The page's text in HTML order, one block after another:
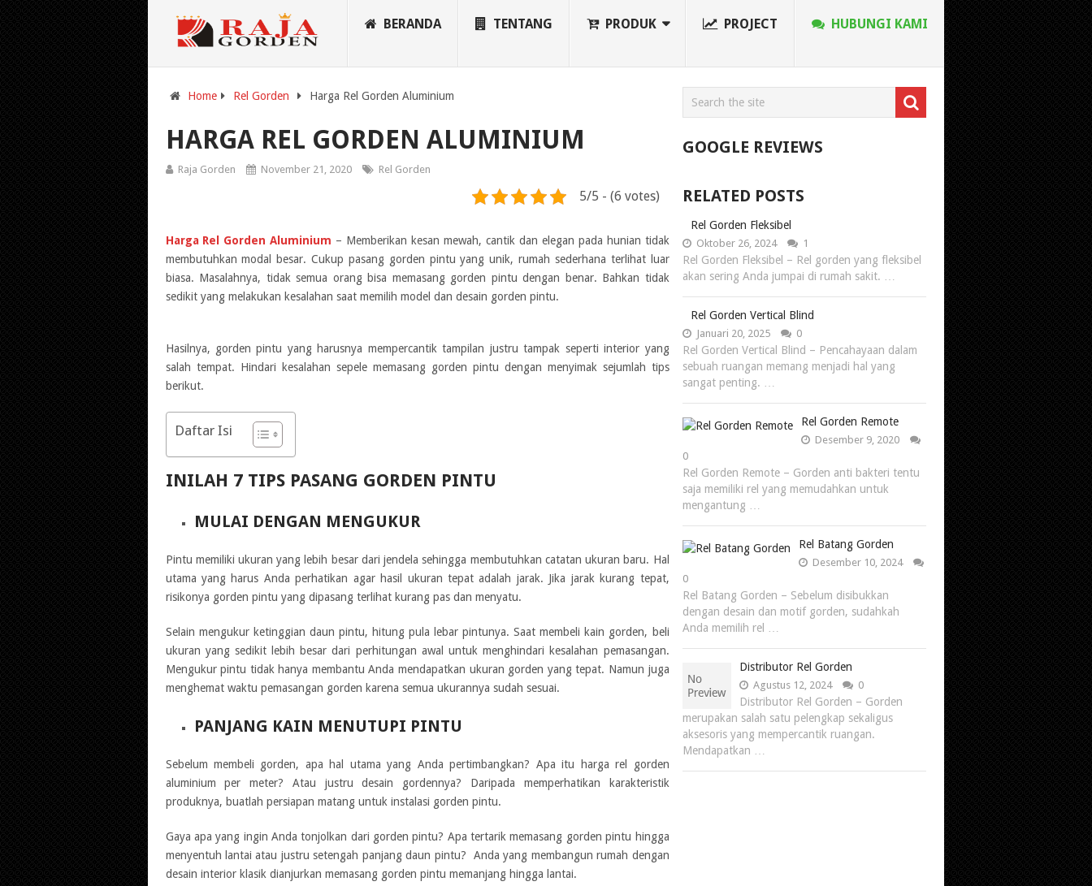
BERANDA TENTANG PRODUK PROJECT HUBUNGI KAMI
Home Rel Gorden Harga Rel Gorden Aluminium
HARGA REL GORDEN ALUMINIUM
Raja Gorden November 21, 2020 Rel Gorden
5/5 - (6 votes)
Harga Rel Gorden Aluminium – Memberikan kesan mewah, cantik dan elegan pada hunian tidak
membutuhkan modal besar. Cukup pasang gorden pintu yang unik, rumah sederhana terlihat luar
biasa. Masalahnya, tidak semua orang bisa memasang gorden pintu dengan benar. Bahkan tidak
sedikit yang melakukan kesalahan saat memilih model dan desain gorden pintu.
Hasilnya, gorden pintu yang harusnya mempercantik tampilan justru tampak seperti interior yang
salah tempat. Hindari kesalahan sepele memasang gorden pintu dengan menyimak sejumlah tips
berikut.
Daftar Isi
INILAH 7 TIPS PASANG GORDEN PINTU
MULAI DENGAN MENGUKUR
Pintu memiliki ukuran yang lebih besar dari jendela sehingga membutuhkan catatan ukuran baru. Hal
utama yang harus Anda perhatikan agar hasil ukuran tepat adalah jarak. Jika jarak kurang tepat,
risikonya gorden pintu yang dipasang terlihat kurang pas dan menyatu.
Selain mengukur ketinggian daun pintu, hitung pula lebar pintunya. Saat membeli kain gorden, beli
ukuran yang sedikit lebih besar dari perhitungan awal untuk menghindari kesalahan pemasangan.
Mengukur pintu tidak hanya membantu Anda mendapatkan ukuran gorden yang tepat. Namun juga
menghemat waktu pemasangan gorden karena semua ukurannya sudah sesuai.
PANJANG KAIN MENUTUPI PINTU
Sebelum membeli gorden, apa hal utama yang Anda pertimbangkan? Apa itu harga rel gorden
aluminium per meter? Atau justru desain gordennya? Daripada memperhatikan karakteristik
produknya, buatlah persiapan matang untuk instalasi gorden pintu.
Gaya apa yang ingin Anda tonjolkan dari gorden pintu? Apa tertarik memasang gorden pintu hingga
menyentuh lantai atau justru setengah panjang daun pintu? Anda yang membangun rumah dengan
desain interior klasik dianjurkan memasang gorden pintu memanjang hingga lantai.
GOOGLE REVIEWS
RELATED POSTS
Rel Gorden Fleksibel
Oktober 26, 2024 1
Rel Gorden Fleksibel – Rel gorden yang fleksibel
akan sering Anda jumpai di rumah sakit. …
Rel Gorden Vertical Blind
Januari 20, 2025 0
Rel Gorden Vertical Blind – Pencahayaan dalam
sebuah ruangan memang menjadi hal yang
sangat penting. …
Rel Gorden Remote
Desember 9, 2020
0
Rel Gorden Remote – Gorden anti bakteri tentu
saja memiliki rel yang memudahkan untuk
mengantung …
Rel Batang Gorden
Desember 10, 2024
0
Rel Batang Gorden – Sebelum disibukkan
dengan desain dan motif gorden, sudahkah
Anda memilih rel …
Distributor Rel Gorden
Agustus 12, 2024 0
Distributor Rel Gorden – Gorden
merupakan salah satu pelengkap sekaligus
aksesoris yang mempercantik ruangan.
Mendapatkan …